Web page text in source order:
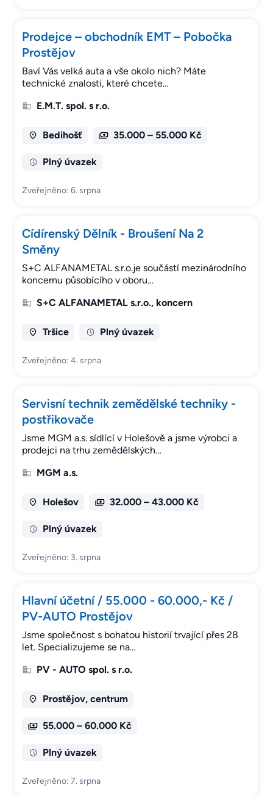
Prodejce – obchodník EMT – Pobočka
Prostějov
Baví Vás velká auta a vše okolo nich? Máte
technické znalosti, které chcete…
E.M.T. spol. s r.o.
Bedihošť 35.000 – 55.000 Kč
Plný úvazek
Zveřejněno: 6. srpna
Cídírenský Dělník - Broušení Na 2
Směny
S+C ALFANAMETAL s.r.o.je součástí mezinárodního
koncernu působícího v oboru…
S+C ALFANAMETAL s.r.o., koncern
Tršice Plný úvazek
Zveřejněno: 4. srpna
Servisní technik zemědělské techniky -
postřikovače
Jsme MGM a.s. sídlící v Holešově a jsme výrobci a
prodejci na trhu zemědělských…
MGM a.s.
Holešov 32.000 – 43.000 Kč
Plný úvazek
Zveřejněno: 3. srpna
Hlavní účetní / 55.000 - 60.000,- Kč /
PV-AUTO Prostějov
Jsme společnost s bohatou historií trvající přes 28
let. Specializujeme se na…
PV - AUTO spol. s r.o.
Prostějov, centrum
55.000 – 60.000 Kč
Plný úvazek
Zveřejněno: 7. srpna